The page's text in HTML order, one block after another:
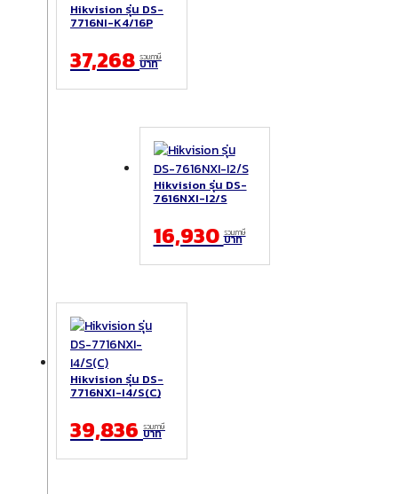
Hikvision รุ่น DS-
7716NI-K4/16P
37,268 รวมภาษี
บาท
Hikvision รุ่น DS-
7616NXI-I2/S
16,930รวมภาษี
บาท
Hikvision รุ่น DS-
7716NXI-I4/S(C)
39,836 รวมภาษี
บาท